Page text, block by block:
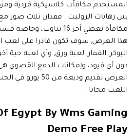
المستخدم مكافآت كلاسيكية فردية
بين رهانات الروليت . فقدان ثلاث صور مع
مكافأة تعطي آخر 16
هذا العرض, سوف تكون قادرا على لعب
البوكر, القمار, لعبة ورق, وأي لعبة حية
العرض تقديم وديعة
اللعب مجانا.
Egypt By Wms Gaming
Demo Free Play